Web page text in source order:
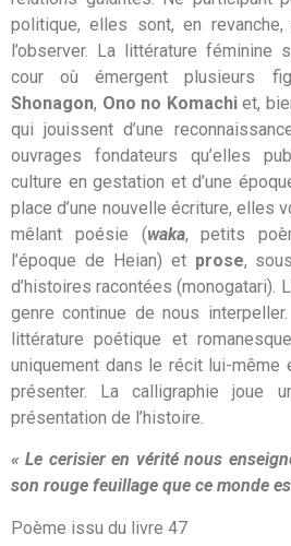
politique, elles sont, en
l’observer. La littérature
cour où émergent plusieurs
Shonagon, Ono no Komachiet,
qui jouissent d’une
ouvrages fondateurs qu’elles
culture en gestation et d’une
place d’une nouvelle écriture, elles
mêlant poésie (waka, petits
l’époque de Heian) et prose,
d’histoires racontées (monogatari).
genre continue de nous
littérature poétique et
uniquement dans le récit lui-même
présenter. La calligraphie joue
présentation de l’histoire.
« Le cerisier en vérité nous
son rouge feuillage que ce monde
Poème issu du livre 47